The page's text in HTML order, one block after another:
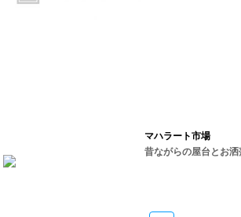
マハラート市場
昔ながらの屋台とお